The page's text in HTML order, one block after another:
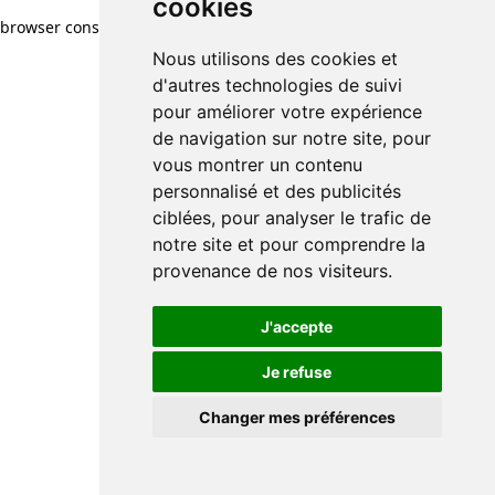
cookies
Nous utilisons des cookies et
d'autres technologies de suivi
pour améliorer votre expérience
de navigation sur notre site, pour
vous montrer un contenu
personnalisé et des publicités
ciblées, pour analyser le trafic de
notre site et pour comprendre la
provenance de nos visiteurs.
J'accepte
Je refuse
Changer mes préférences
browser console for more information)